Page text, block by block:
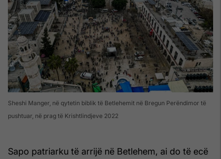
Sheshi Manger, në qytetin biblik të Betlehemit në Bregun Perëndimor të
pushtuar, në prag të Krishtlindjeve 2022
Sapo patriarku të arrijë në Betlehem, ai do të ecë